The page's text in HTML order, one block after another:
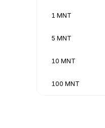
1 MNT
5 MNT
10 MNT
100 MNT